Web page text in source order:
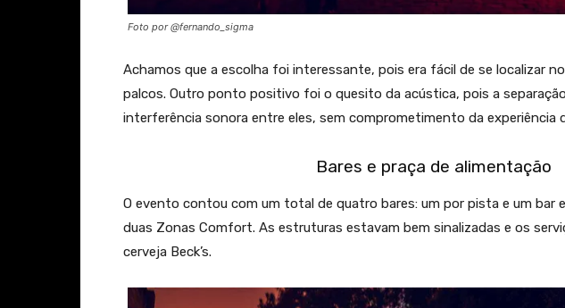
Foto por @fernando_sigma
Achamos que a escolha foi interessante, pois era fácil de se localizar
palcos. Outro ponto positivo foi o quesito da acústica, pois a
interferência sonora entre eles, sem comprometimento da experiência
Bares e praça de alimentação
O evento contou com um total de quatro bares: um por pista e um bar
duas Zonas Comfort. As estruturas estavam bem sinalizadas e os
cerveja Beck’s.